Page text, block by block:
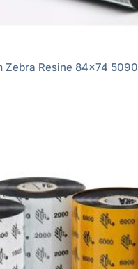
Zebra Resine 84×74 5090